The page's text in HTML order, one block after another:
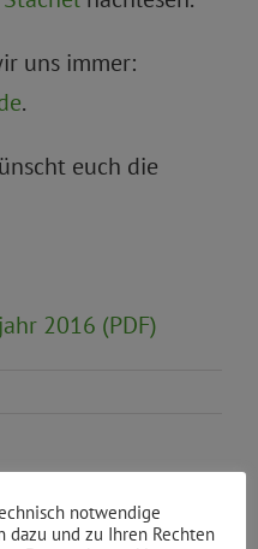
uns immer:
.
euch die
2016 (PDF)
notwendige
dazu und zu Ihren Rechten